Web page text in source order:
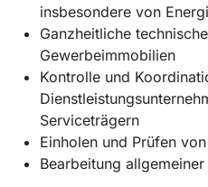
insbesondere von
Ganzheitliche
Gewerbeimmobilien
Kontrolle und
Serviceträgern
Einholen und Prüfen
Bearbeitung